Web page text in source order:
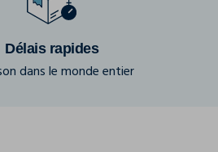
Délais rapides
dans le monde entier